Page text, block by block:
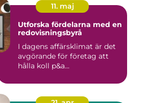
11. maj
Utforska fördelarna med en
redovisningsbyrå
I dagens affärsklimat är det
avgörande för företag att
hålla koll p&a...